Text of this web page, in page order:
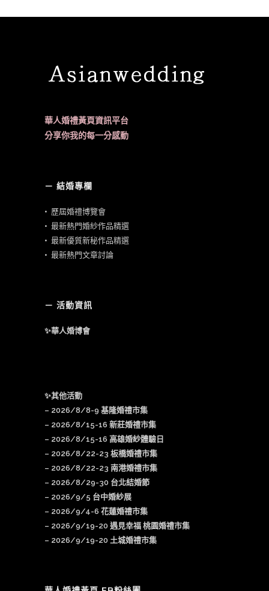
華人婚禮黃頁資訊平台
分享你我的每一分感動
－ 結婚專欄
• 歷屆婚禮博覽會
• 最新熱門婚紗作品精選
• 最新優質新秘作品精選
• 最新熱門文章討論
－ 活動資訊
✨華人婚博會
✨其他活動
– 2026/8/8-9 基隆婚禮市集
– 2026/8/15-16 新莊婚禮市集
– 2026/8/15-16 高雄婚紗體驗日
– 2026/8/22-23 板橋婚禮市集
– 2026/8/22-23 南港婚禮市集
– 2026/8/29-30 台北結婚節
– 2026/9/5 台中婚紗展
– 2026/9/4-6 花蓮婚禮市集
– 2026/9/19-20 遇見幸福 桃園婚禮市集
– 2026/9/19-20 土城婚禮市集